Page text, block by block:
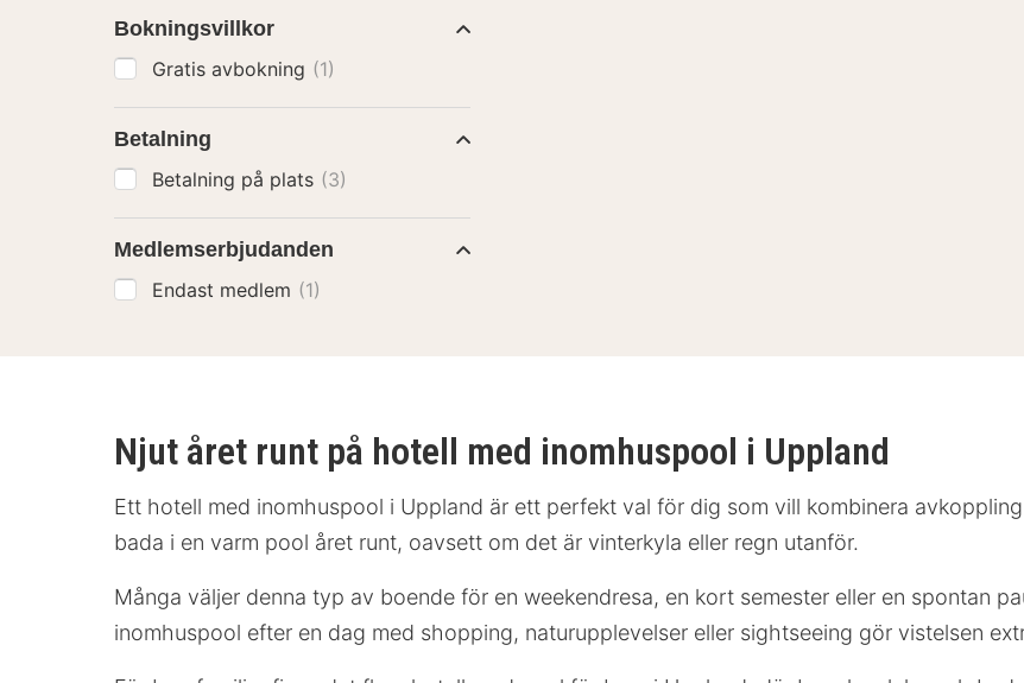
Bokningsvillkor
Gratis avbokning (1)
Betalning
Betalning på plats (3)
Medlemserbjudanden
Endast medlem (1)
Njut året runt på hotell med inomhuspool i Uppland
Ett hotell med inomhuspool i Uppland är ett perfekt val för dig som vill kombinera
bada i en varm pool året runt, oavsett om det är vinterkyla eller regn utanför.
Många väljer denna typ av boende för en weekendresa, en kort semester eller en spontan
inomhuspool efter en dag med shopping, naturupplevelser eller sightseeing gör vistelsen